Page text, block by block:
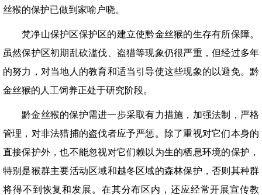
丝猴的保护已做到家喻户晓。
梵净山保护区保护区的建立使黔金丝猴的生存有所保障。
虽然保护区初期乱砍滥伐、盗猎等现象仍很严重，但经过多年
的努力，对当地人的教育和适当引导使这些现象的以避免。黔
金丝猴的人工饲养正处于研究阶段。
黔金丝猴的保护需进一步采取有力措施，加强法制，严格
管理，对非法猎捕的盗伐者应予严惩。除了重视对它们本身的
直接保护外，也不能忽视对它们赖以为生的栖息环境的保护，
特别是猴群主要活动区域和越冬区域的森林保护，否则其种群
将得不到恢复和发展。在其分布区内，还应经常开展宣传教